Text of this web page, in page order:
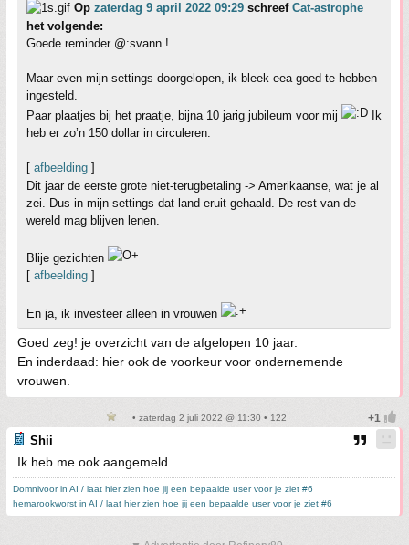
Op zaterdag 9 april 2022 09:29 schreef Cat-astrophe
het volgende:
Goede reminder @:svann !
Maar even mijn settings doorgelopen, ik bleek eea goed te hebben
ingesteld.
Paar plaatjes bij het praatje, bijna 10 jarig jubileum voor mij
Ik
heb er zo’n 150 dollar in circuleren.
[ afbeelding ]
Dit jaar de eerste grote niet-terugbetaling -> Amerikaanse, wat je al
zei. Dus in mijn settings dat land eruit gehaald. De rest van de
wereld mag blijven lenen.
Blije gezichten
[ afbeelding ]
En ja, ik investeer alleen in vrouwen
Goed zeg! je overzicht van de afgelopen 10 jaar.
En inderdaad: hier ook de voorkeur voor ondernemende
vrouwen.
• zaterdag 2 juli 2022 @ 11:30 • 122
Shii
Ik heb me ook aangemeld.
Domnivoor in AI / laat hier zien hoe jij een bepaalde user voor je ziet #6
hemarookworst in AI / laat hier zien hoe jij een bepaalde user voor je ziet #6